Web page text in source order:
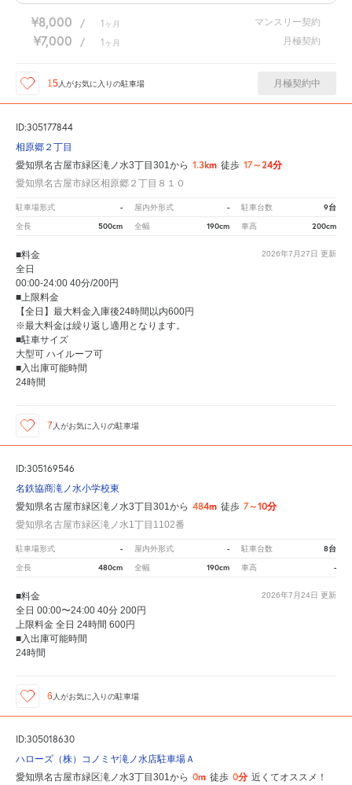
¥8,000 / 1 ヶ月 マンスリー契約
¥7,000 / 1 ヶ月 月極契約
15 人がお気に入りの駐車場 月極契約中
ID:305177844
相原郷２丁目
愛知県名古屋市緑区滝ノ水3丁目301から 1.3km 徒歩 17～24分
愛知県名古屋市緑区相原郷２丁目８１０
駐車場形式 - 屋内外形式 - 駐車台数 9台
全長 500cm 全幅 190cm 車高 200cm
2026年7月27日 更新
■料金
全日
00:00-24:00 40分/200円
■上限料金
【全日】最大料金入庫後24時間以内600円
※最大料金は繰り返し適用となります。
■駐車サイズ
大型可 ハイルーフ可
■入出庫可能時間
24時間
7 人がお気に入りの駐車場
ID:305169546
名鉄協商滝ノ水小学校東
愛知県名古屋市緑区滝ノ水3丁目301から 484m 徒歩 7～10分
愛知県名古屋市緑区滝ノ水1丁目1102番
駐車場形式 - 屋内外形式 - 駐車台数 8台
全長 480cm 全幅 190cm 車高 -
2026年7月24日 更新
■料金
全日 00:00〜24:00 40分 200円
上限料金 全日 24時間 600円
■入出庫可能時間
24時間
6 人がお気に入りの駐車場
ID:305018630
ハローズ（株）コノミヤ滝ノ水店駐車場Ａ
愛知県名古屋市緑区滝ノ水3丁目301から 0m 徒歩 0分 近くてオススメ！